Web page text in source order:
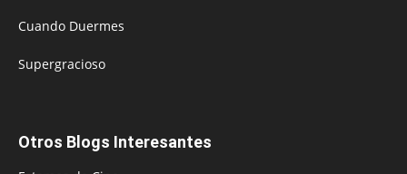
Cuando Duermes
Supergracioso
Otros Blogs Interesantes